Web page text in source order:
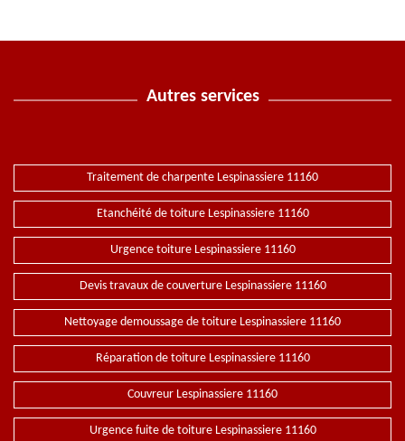
Autres services
Traitement de charpente Lespinassiere 11160
Etanchéité de toiture Lespinassiere 11160
Urgence toiture Lespinassiere 11160
Devis travaux de couverture Lespinassiere 11160
Nettoyage demoussage de toiture Lespinassiere 11160
Réparation de toiture Lespinassiere 11160
Couvreur Lespinassiere 11160
Urgence fuite de toiture Lespinassiere 11160